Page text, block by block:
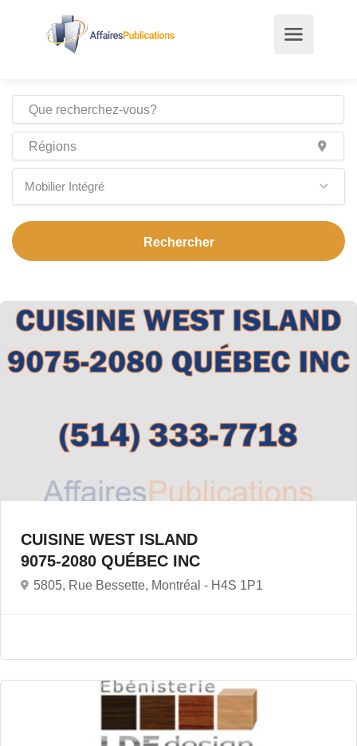
Mobilier Intégré
CUISINE WEST ISLAND
9075-2080 QUÉBEC INC
5805, Rue Bessette, Montréal - H4S 1P1